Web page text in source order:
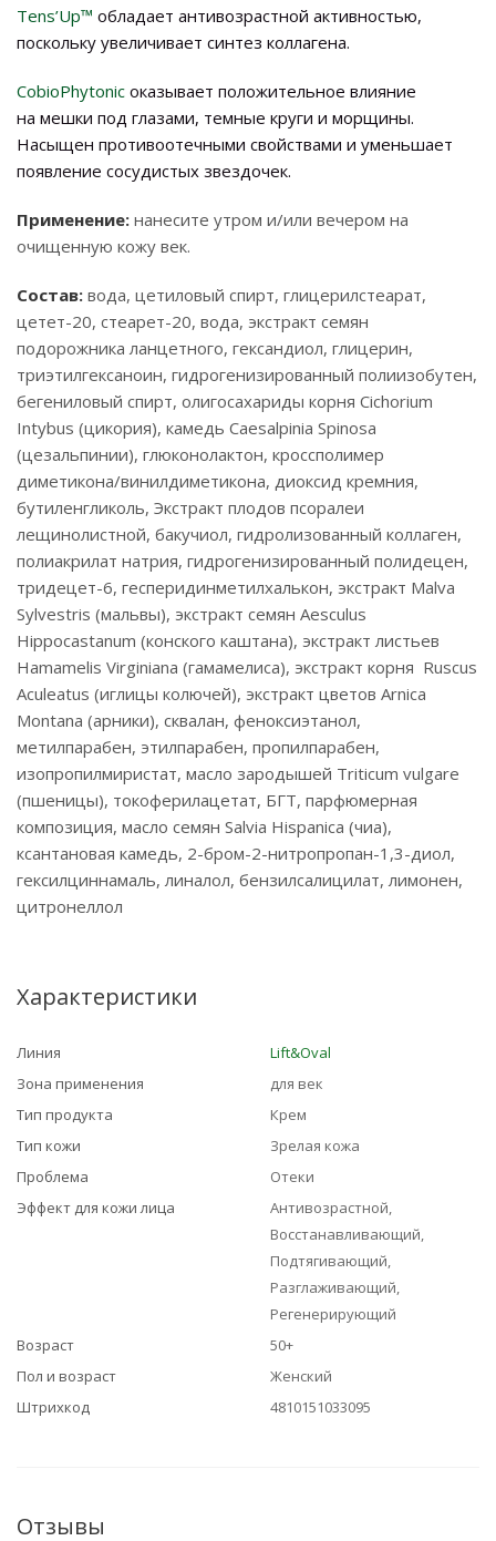
Tens’Up™ обладает антивозрастной активностью,
поскольку увеличивает синтез коллагена.
CobioPhytonic оказывает положительное влияние
на мешки под глазами, темные круги и морщины.
Насыщен противоотечными свойствами и уменьшает
появление сосудистых звездочек.
Применение: нанесите утром и/или вечером на
очищенную кожу век.
Состав: вода, цетиловый спирт, глицерилстеарат,
цетет-20, стеарет-20, вода, экстракт семян
подорожника ланцетного, гександиол, глицерин,
триэтилгексаноин, гидрогенизированный полиизобутен,
бегениловый спирт, олигосахариды корня Cichorium
Intybus (цикория), камедь Caesalpinia Spinosa
(цезальпинии), глюконолактон, кроссполимер
диметикона/винилдиметикона, диоксид кремния,
бутиленгликоль, Экстракт плодов псоралеи
лещинолистной, бакучиол, гидролизованный коллаген,
полиакрилат натрия, гидрогенизированный полидецен,
тридецет-6, гесперидинметилхалькон, экстракт Malva
Sylvestris (мальвы), экстракт семян Aesculus
Hippocastanum (конского каштана), экстракт листьев
Hamamelis Virginiana (гамамелиса), экстракт корня Ruscus
Aculeatus (иглицы колючей), экстракт цветов Arnica
Montana (арники), сквалан, феноксиэтанол,
метилпарабен, этилпарабен, пропилпарабен,
изопропилмиристат, масло зародышей Triticum vulgare
(пшеницы), токоферилацетат, БГТ, парфюмерная
композиция, масло семян Salvia Hispanica (чиа),
ксантановая камедь, 2-бром-2-нитропропан-1,3-диол,
гексилциннамаль, линалол, бензилсалицилат, лимонен,
цитронеллол
Характеристики
Линия
Lift&Oval
Зона применения
для век
Тип продукта
Крем
Тип кожи
Зрелая кожа
Проблема
Отеки
Эффект для кожи лица
Антивозрастной,
Восстанавливающий,
Подтягивающий,
Разглаживающий,
Регенерирующий
Возраст
50+
Пол и возраст
Женский
Штрихкод
4810151033095
Отзывы